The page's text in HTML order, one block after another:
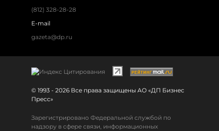
(812) 328-28-28
E-mail
gazeta@dp.ru
© 1993 - 2026 Все права защищены АО «ДП Бизнес
Пресс»
Зарегистрировано Федеральной службой по
надзору в сфере связи, информационных